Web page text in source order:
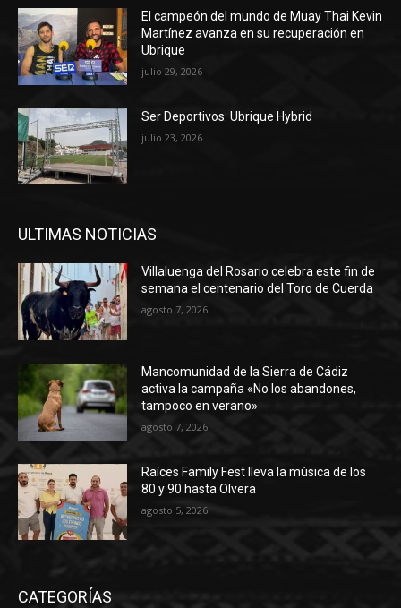
El campeón del mundo de Muay Thai Kevin
Martínez avanza en su recuperación en
Ubrique
julio 29, 2026
Ser Deportivos: Ubrique Hybrid
julio 23, 2026
ULTIMAS NOTICIAS
Villaluenga del Rosario celebra este fin de
semana el centenario del Toro de Cuerda
agosto 7, 2026
Mancomunidad de la Sierra de Cádiz
activa la campaña «No los abandones,
tampoco en verano»
agosto 7, 2026
Raíces Family Fest lleva la música de los
80 y 90 hasta Olvera
agosto 5, 2026
CATEGORÍAS